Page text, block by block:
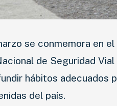
se conmemora en
de Seguridad
hábitos adecuados
del país.